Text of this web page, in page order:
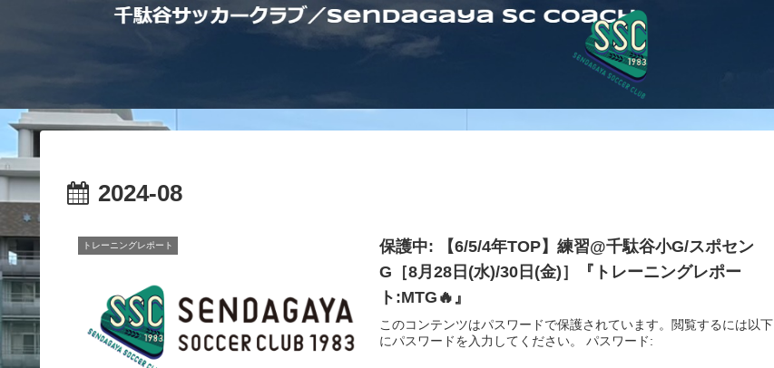
2024-08
トレーニングレポート
保護中: 【6/5/4年TOP】練習@千駄谷小G/スポセン
G［8月28日(水)/30日(金)］『トレーニングレポー
ト:MTG🔥』
このコンテンツはパスワードで保護されています。閲覧するには以下
にパスワードを入力してください。 パスワード: